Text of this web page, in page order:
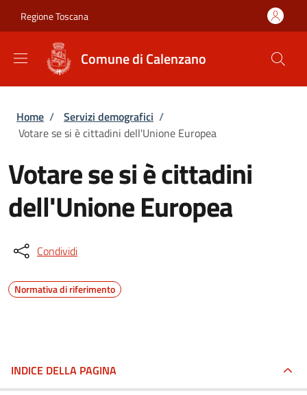
Regione Toscana
Comune di Calenzano
Briciole di pane
Home / Servizi demografici /
Votare se si è cittadini dell'Unione Europea
Votare se si è cittadini
dell'Unione Europea
Condividi
Normativa di riferimento
INDICE DELLA PAGINA